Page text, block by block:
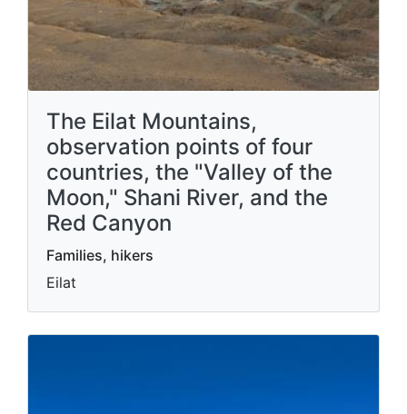
The Eilat Mountains,
observation points of four
countries, the "Valley of the
Moon," Shani River, and the
Red Canyon
Families, hikers
Eilat